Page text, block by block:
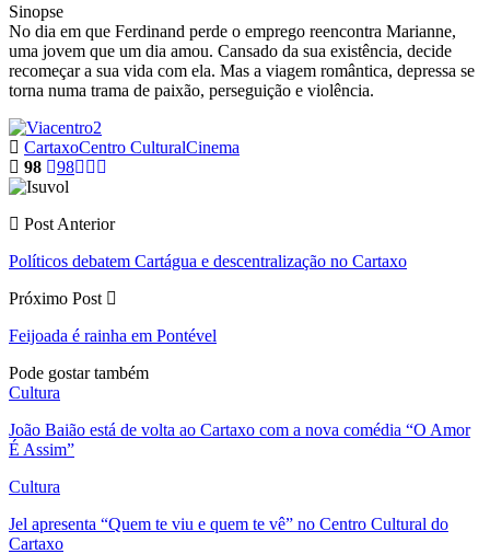
Sinopse
No dia em que Ferdinand perde o emprego reencontra Marianne,
uma jovem que um dia amou. Cansado da sua existência, decide
recomeçar a sua vida com ela. Mas a viagem romântica, depressa se
torna numa trama de paixão, perseguição e violência.
CartaxoCentro CulturalCinema
98
98
Post Anterior
Políticos debatem Cartágua e descentralização no Cartaxo
Próximo Post
Feijoada é rainha em Pontével
Pode gostar também
Cultura
João Baião está de volta ao Cartaxo com a nova comédia “O Amor
É Assim”
Cultura
Jel apresenta “Quem te viu e quem te vê” no Centro Cultural do
Cartaxo